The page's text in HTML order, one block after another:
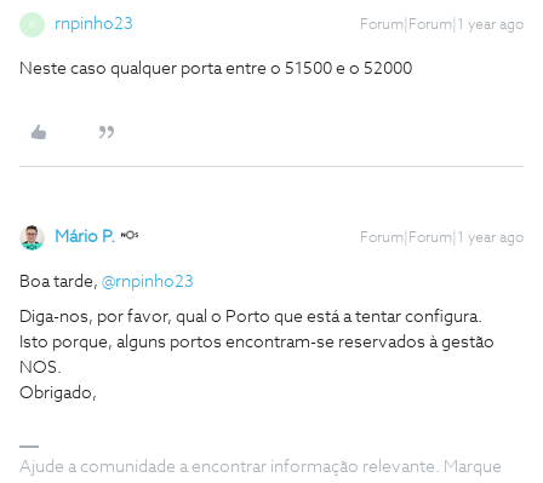
R rnpinho23 Forum|Forum|1 year ago
Neste caso qualquer porta entre o 51500 e o 52000
Mário P. Forum|Forum|1 year ago
Boa tarde, ​ @rnpinho23
Diga-nos, por favor, qual o Porto que está a tentar configura.
Isto porque, alguns portos encontram-se reservados à gestão
NOS.
Obrigado,
Ajude a comunidade a encontrar informação relevante. Marque